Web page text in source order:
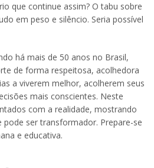
que continue assim? O tabu sobre
em peso e silêncio. Seria possível
há mais de 50 anos no Brasil,
de forma respeitosa, acolhedora
a viverem melhor, acolherem seus
mais conscientes. Neste
com a realidade, mostrando
ser transformador. Prepare-se
e educativa.